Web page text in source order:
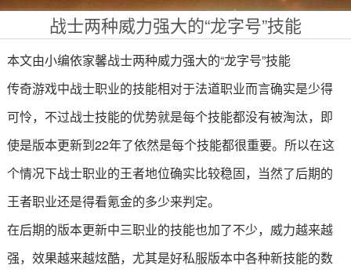
战士两种威力强大的“龙字号”技能
本文由小编依家馨战士两种威力强大的“龙字号”技能
传奇游戏中战士职业的技能相对于法道职业而言确实是少得
可怜，不过战士技能的优势就是每个技能都没有被淘汰，即
使是版本更新到22年了依然是每个技能都很重要。所以在这
个情况下战士职业的王者地位确实比较稳固，当然了后期的
王者职业还是得看氪金的多少来判定。
在后期的版本更新中三职业的技能也加了不少，威力越来越
强，效果越来越炫酷，尤其是好私服版本中各种新技能的数